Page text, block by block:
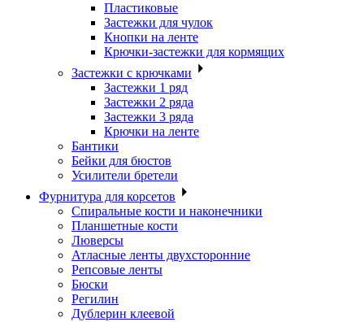
Пластиковые
Застежки для чулок
Кнопки на ленте
Крючки-застежки для кормящих
Застежки с крючками
Застежки 1 ряд
Застежки 2 ряда
Застежки 3 ряда
Крючки на ленте
Бантики
Бейки для бюстов
Усилители бретели
Фурнитура для корсетов
Спиральные кости и наконечники
Планшетные кости
Люверсы
Атласные ленты двухсторонние
Репсовые ленты
Бюски
Регилин
Дублерин клеевой